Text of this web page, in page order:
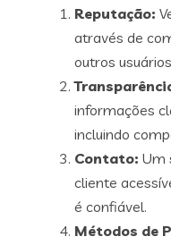
Reputação:
através de
outros
informações
incluindo
Contato: Um
cliente
é confiável.
Métodos de